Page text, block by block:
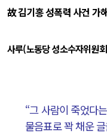
故 김기홍 성폭력 사건 가
사루(노동당 성소수자위원
“그 사람이 죽었다
물음표로 꽉 채운